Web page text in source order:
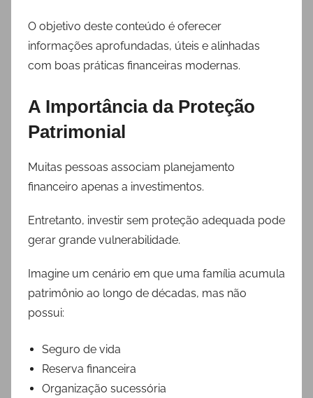
O objetivo deste conteúdo é oferecer
informações aprofundadas, úteis e alinhadas
com boas práticas financeiras modernas.
A Importância da Proteção
Patrimonial
Muitas pessoas associam planejamento
financeiro apenas a investimentos.
Entretanto, investir sem proteção adequada pode
gerar grande vulnerabilidade.
Imagine um cenário em que uma família acumula
patrimônio ao longo de décadas, mas não
possui:
Seguro de vida
Reserva financeira
Organização sucessória